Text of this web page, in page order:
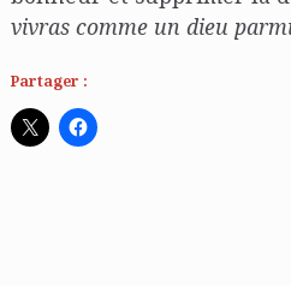
vivras comme un dieu
Partager :